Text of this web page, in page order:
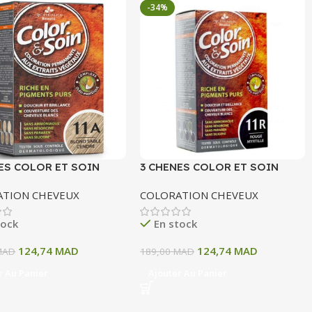
COLOR ET SOIN
SABLE CENDRE 135
CHEVEUX
124,74 MAD
-34%
3 CHENES COLOR ET SOIN
11R ROUGE MYRTILLE 135 ML
COLORATION CHEVEUX
En stock
189,00MAD 124,74 MAD